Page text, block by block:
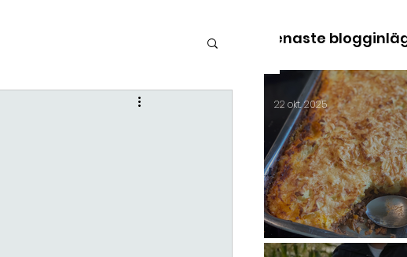
Senaste
Shepherds paj
22 okt. 2025